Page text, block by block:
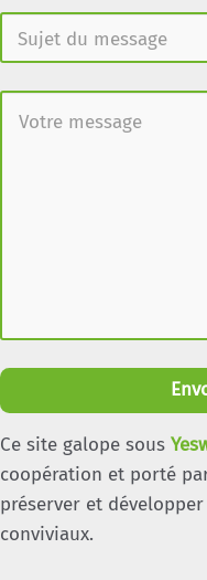
Ce site galope sous
coopération et porté
préserver et
conviviaux.